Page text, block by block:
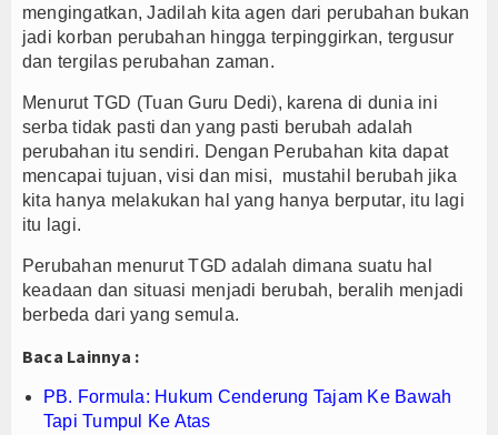
Bupati Beri Penjelasan
2026, Dana Tetap Aman
Rincian Anggarannya
Solid dan Bermartabat
Juara Piala Presiden 2026
Dalam Negeri
mengingatkan, Jadilah kita agen dari perubahan bukan
jadi korban perubahan hingga terpinggirkan, tergusur
dan tergilas perubahan zaman.
Menurut TGD (Tuan Guru Dedi), karena di dunia ini
serba tidak pasti dan yang pasti berubah adalah
perubahan itu sendiri. Dengan Perubahan kita dapat
mencapai tujuan, visi dan misi, mustahil berubah jika
kita hanya melakukan hal yang hanya berputar, itu lagi
itu lagi.
Perubahan menurut TGD adalah dimana suatu hal
keadaan dan situasi menjadi berubah, beralih menjadi
berbeda dari yang semula.
Baca Lainnya :
PB. Formula: Hukum Cenderung Tajam Ke Bawah
Tapi Tumpul Ke Atas